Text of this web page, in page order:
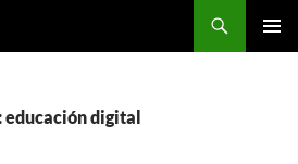
digital